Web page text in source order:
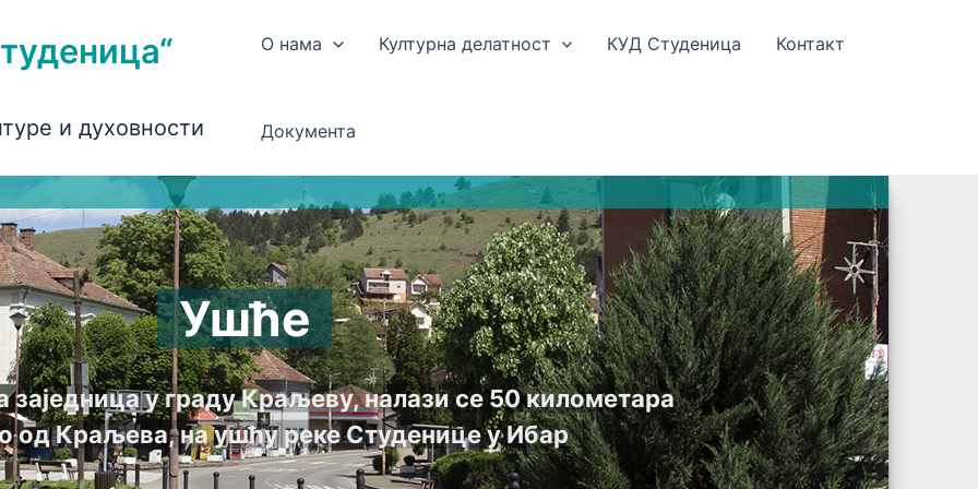
и духовности
О нама Културна делатност КУД Студеница Контакт
Документа
Ушће
заједница у граду Краљеву, налази се 50 километара
од Краљева, на ушћу реке Студенице у Ибар